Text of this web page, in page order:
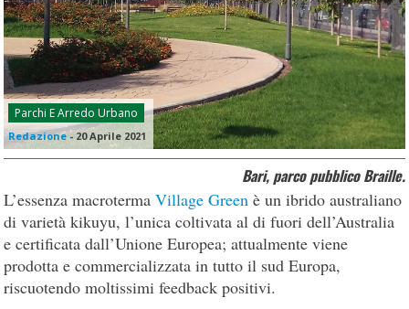
Parchi E Arredo Urbano
Redazione-20 Aprile 2021
Bari, parco pubblico Braille.
L’essenza macrotermaVillage Green è un ibrido australiano
di varietà kikuyu, l’unica coltivata al di fuori dell’Australia
e certificata dall’Unione Europea; attualmente viene
prodotta e commercializzata in tutto il sud Europa,
riscuotendo moltissimi feedback positivi.